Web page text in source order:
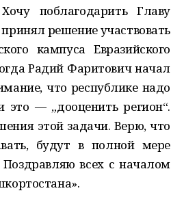
поблагодарить Главу
решение участвовать
кампуса Евразийского
Радий Фаритович начал
что республике надо
— „дооценить регион“.
этой задачи. Верю, что
будут в полной мере
всех с началом